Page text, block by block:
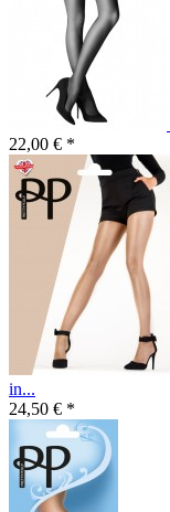
22,00 € *
in...
24,50 € *